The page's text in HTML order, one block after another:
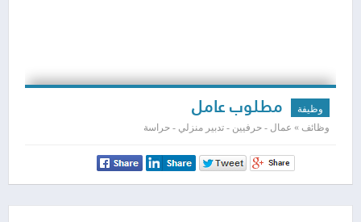
وظيفة مطلوب عامل
وظائف » عمال - حرفيين - تدبير منزلي - حراسة